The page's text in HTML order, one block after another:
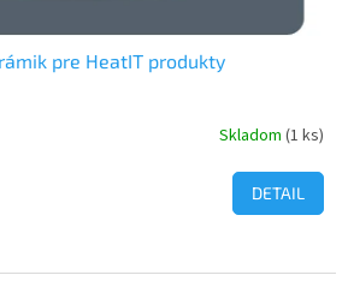
pre HeatIT produkty
Skladom (1 ks)
DETAIL